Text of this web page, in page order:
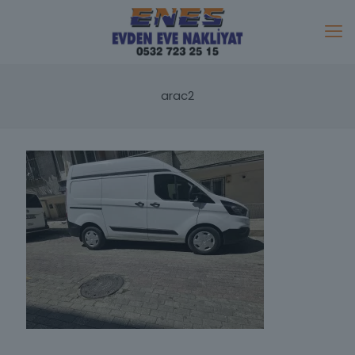
arac2